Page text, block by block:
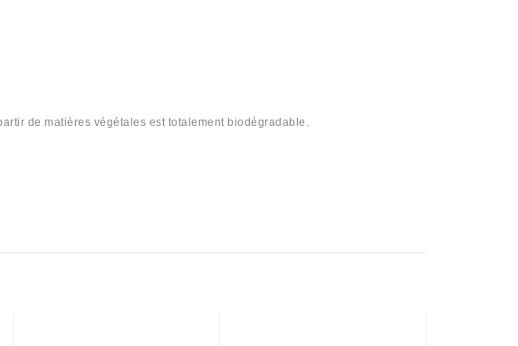
de matières végétales est totalement biodégradable.